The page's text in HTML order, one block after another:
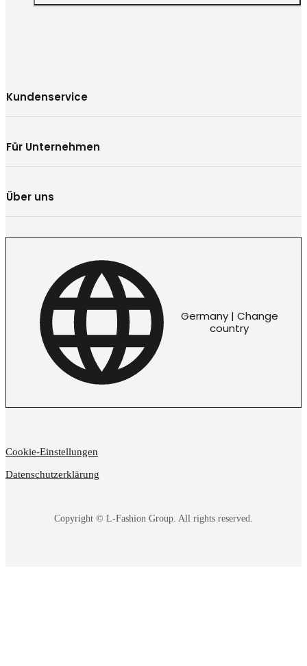
Kundenservice
Für Unternehmen
Über uns
Germany | Change
country
Copyright © L-Fashion Group. All rights reserved.
Cookie-Einstellungen
Datenschutzerklärung